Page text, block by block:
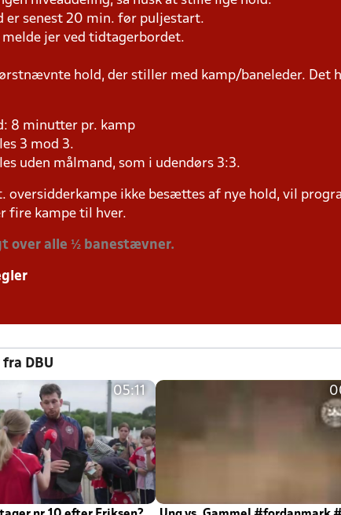
er senest 20 min. før puljestart.
melde jer ved tidtagerbordet.
hold, der stiller med kamp/baneleder. Det
8 minutter pr. kamp
3 mod 3.
uden målmand, som i udendørs 3:3.
oversidderkampe ikke besættes af nye hold, vil
fire kampe til hver.
over alle ½ banestævner.
DBU
05:11